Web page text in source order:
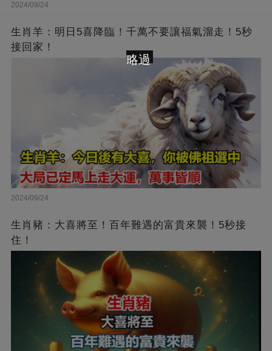
2024/09/24
生肖羊：明日5喜降臨！千萬不要讓福氣溜走！5秒
接回家！
2024/09/24
生肖豬：大喜將至！百年難遇的富貴來襲！5秒接
住！
略過